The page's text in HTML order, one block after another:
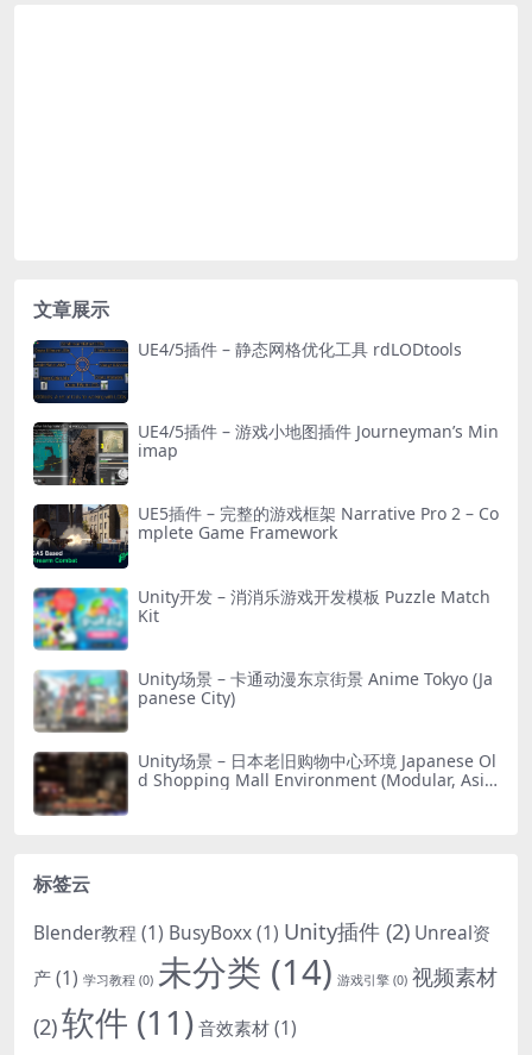
文章展示
UE4/5插件 – 静态网格优化工具 rdLODtools
UE4/5插件 – 游戏小地图插件 Journeyman’s Min
imap
UE5插件 – 完整的游戏框架 Narrative Pro 2 – Co
mplete Game Framework
Unity开发 – 消消乐游戏开发模板 Puzzle Match
Kit
Unity场景 – 卡通动漫东京街景 Anime Tokyo (Ja
panese City)
Unity场景 – 日本老旧购物中心环境 Japanese Ol
d Shopping Mall Environment (Modular, Asia
标签云
Blender教程 (1) BusyBoxx(1) Unity插件 (2) Unreal资
产(1) 学习教程 (0) 未分类 (14) 游戏引擎 (0) 视频素材
(2)软件 (11)音效素材(1)